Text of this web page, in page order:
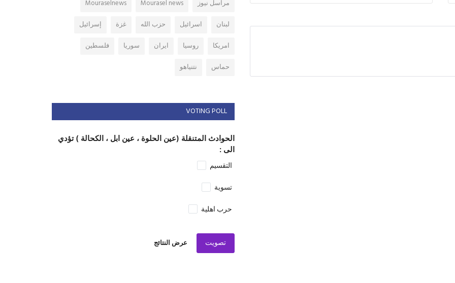
مراسل نيوز Mourasel news
Mouraselnews
لبنان
اسرائيل حزب الله غزة
إسرائيل
امريكا
روسيا ايران سوريا
فلسطين
حماس
نتنياهو
VOTING POLL
الحوادث المتنقلة (عين الحلوة ، عين ابل ، الكحالة ) تؤدي
الى :
التقسيم
تسوية
حرب اهلية
تصويت عرض النتائج